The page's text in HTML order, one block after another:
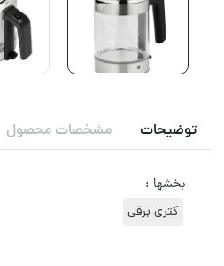
توضیحات مشخصات محصول
بخشها :
کتری برقی